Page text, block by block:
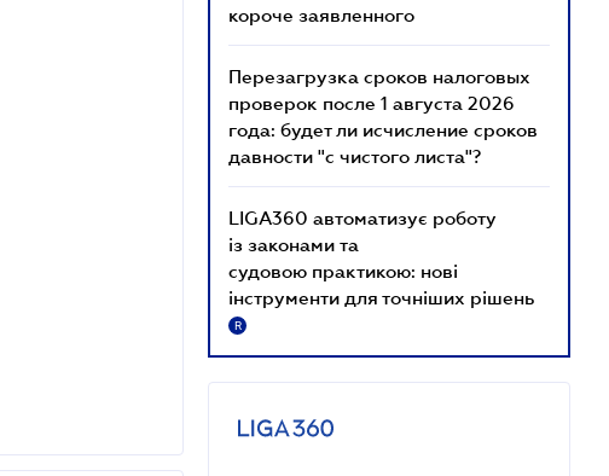
короче заявленного
Перезагрузка сроков налоговых
проверок после 1 августа 2026
года: будет ли исчисление сроков
давности "с чистого листа"?
LIGA360 автоматизує роботу
із законами та
судовою практикою: нові
інструменти для точніших рішень
R